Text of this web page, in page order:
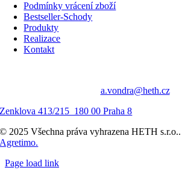
Podmínky vrácení zboží
Bestseller-Schody
Produkty
Realizace
Kontakt
a.vondra@heth.cz
Zenklova 413/215 180 00 Praha 8
© 2025 Všechna práva vyhrazena HETH
Agretimo.
Page load link